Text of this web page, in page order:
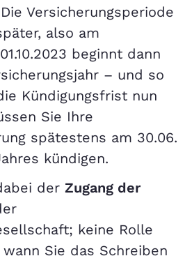
Versicherungsperiode
also am
beginnt dann
– und so
Kündigungsfrist nun
Sie Ihre
spätestens am 30.06.
kündigen.
der Zugang der
keine Rolle
Sie das Schreiben